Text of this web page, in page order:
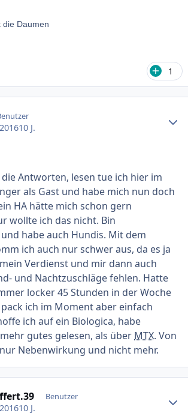
die Daumen
1
10 J.
Antworten, lesen tue ich hier im
als Gast und habe mich nun doch
HA hätte mich schon gern
wollte ich das nicht. Bin
habe auch Hundis. Mit dem
ich auch nur schwer aus, da es ja
Verdienst und mir dann auch
und Nachtzuschläge fehlen. Hatte
locker 45 Stunden in der Woche
ich im Moment aber einfach
ich auf ein Biologica, habe
gutes gelesen, als über MTX. Von
Nebenwirkung und nicht mehr.
Benutzer
10 J.